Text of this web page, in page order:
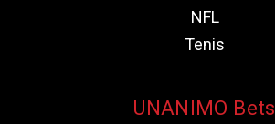
NFL
Tenis
UNANIMO Bets